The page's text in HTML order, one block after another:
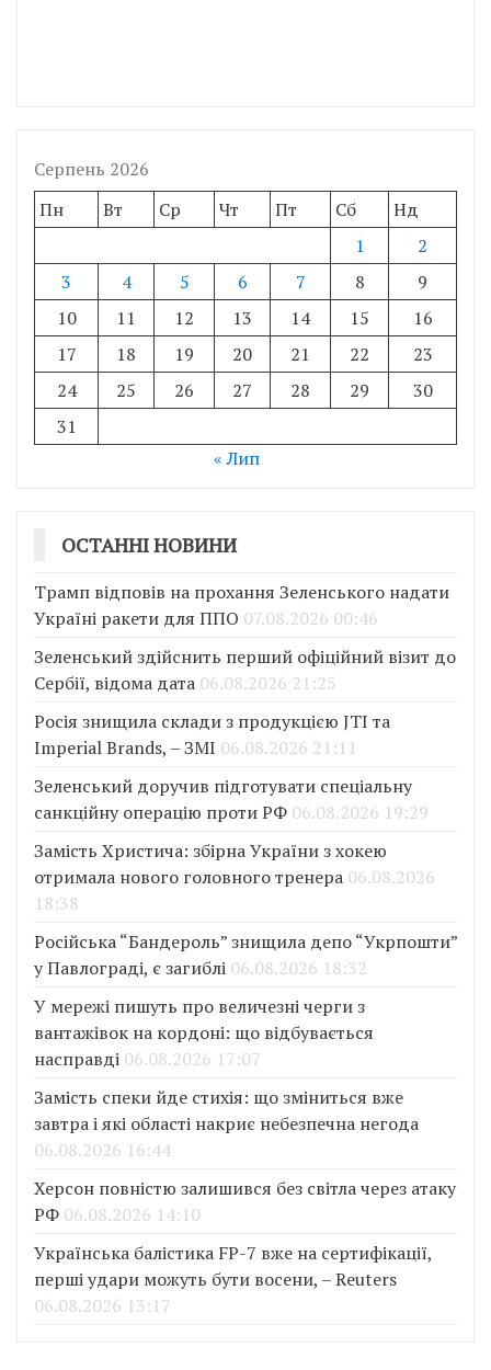
Серпень 2026
Пн
Вт Ср Чт Пт Сб
Нд
1
2
3
4 5 6 7 8
9
10
11 12 13 14 15
16
17
18 19 20 21 22
23
24
25 26 27 28 29
30
31
« Лип
ОСТАННІ НОВИНИ
Трамп відповів на прохання Зеленського надати
Україні ракети для ППО 07.08.2026 00:46
Зеленський здійснить перший офіційний візит до
Сербії, відома дата 06.08.2026 21:25
Росія знищила склади з продукцією JTI та
Imperial Brands, – ЗМІ 06.08.2026 21:11
Зеленський доручив підготувати спеціальну
санкційну операцію проти РФ 06.08.2026 19:29
Замість Христича: збірна України з хокею
отримала нового головного тренера 06.08.2026
18:38
Російська “Бандероль” знищила депо “Укрпошти”
у Павлограді, є загиблі 06.08.2026 18:32
У мережі пишуть про величезні черги з
вантажівок на кордоні: що відбувається
насправді 06.08.2026 17:07
Замість спеки йде стихія: що зміниться вже
завтра і які області накриє небезпечна негода
06.08.2026 16:44
Херсон повністю залишився без світла через атаку
РФ 06.08.2026 14:10
Українська балістика FP-7 вже на сертифікації,
перші удари можуть бути восени, – Reuters
06.08.2026 13:17